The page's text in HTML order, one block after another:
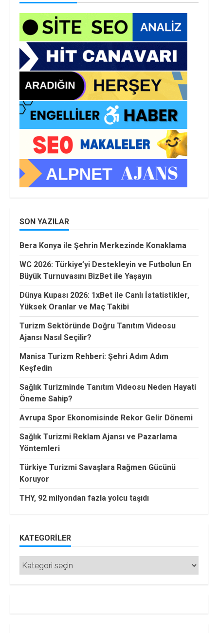
SON YAZILAR
Bera Konya ile Şehrin Merkezinde Konaklama
WC 2026: Türkiye’yi Destekleyin ve Futbolun En
Büyük Turnuvasını BizBet ile Yaşayın
Dünya Kupası 2026: 1xBet ile Canlı İstatistikler,
Yüksek Oranlar ve Maç Takibi
Turizm Sektöründe Doğru Tanıtım Videosu
Ajansı Nasıl Seçilir?
Manisa Turizm Rehberi: Şehri Adım Adım
Keşfedin
Sağlık Turizminde Tanıtım Videosu Neden Hayati
Öneme Sahip?
Avrupa Spor Ekonomisinde Rekor Gelir Dönemi
Sağlık Turizmi Reklam Ajansı ve Pazarlama
Yöntemleri
Türkiye Turizmi Savaşlara Rağmen Gücünü
Koruyor
THY, 92 milyondan fazla yolcu taşıdı
KATEGORILER
Kategoriler